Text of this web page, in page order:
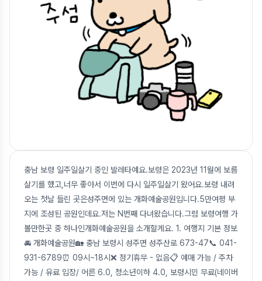
충남 보령 일주일살기 중인 발레타예요.보령은 2023년 11월에 보름
살기를 했고,너무 좋아서 이번에 다시 일주일살기 왔어요.보령 내려
오는 첫날 들린 곳은성주면에 있는 개화예술공원입니다.5만여평 부
지에 조성된 공원인데요.저는 N번째 다녀왔습니다.그럼 보령여행 가
볼만한곳 중 하나인개화예술공원을 소개할게요. 1. 여행지 기본 정보
🚘 개화예술공원🏡 충남 보령시 성주면 성주산로 673-47📞 041-
931-6789⏰ 09시~18시❌ 정기휴무 - 없음📋 예매 가능 / 주차
가능 / 유료 입장/ 어른 6.0, 청소년이하 4.0, 보령시민 무료(네이버